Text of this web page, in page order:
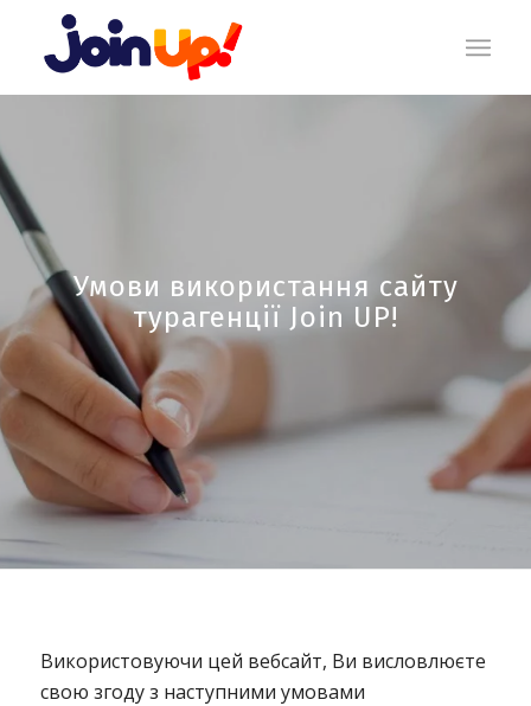
Умови використання сайту
турагенції Join UP!
Використовуючи цей вебсайт, Ви висловлюєте
свою згоду з наступними умовами